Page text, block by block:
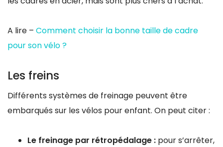
A lire – Comment choisir la bonne taille de cadre
pour son vélo ?
Les freins
Différents systèmes de freinage peuvent être
embarqués sur les vélos pour enfant. On peut citer :
Le freinage par rétropédalage : pour s’arrêter,